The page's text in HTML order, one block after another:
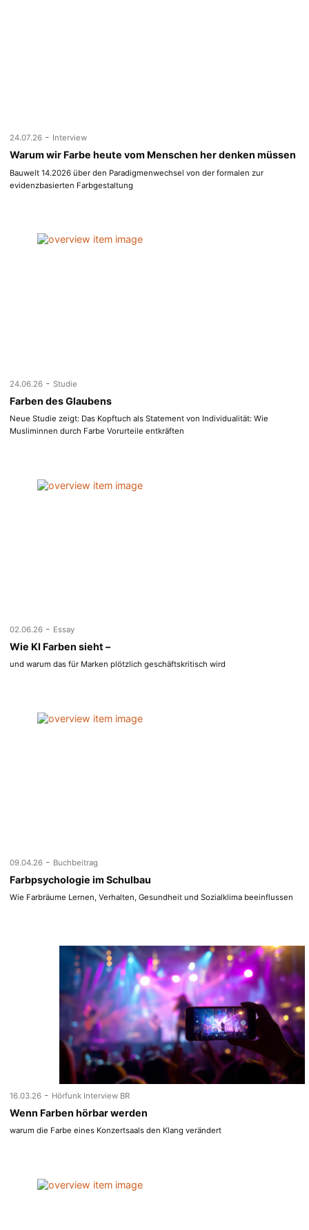
24.07.26 - Interview
Warum wir Farbe heute vom Menschen her denken müssen
Bauwelt 14.2026 über den Paradigmenwechsel von der formalen zur
evidenzbasierten Farbgestaltung
24.06.26 - Studie
Farben des Glaubens
Neue Studie zeigt: Das Kopftuch als Statement von Individualität: Wie
Musliminnen durch Farbe Vorurteile entkräften
02.06.26 - Essay
Wie KI Farben sieht –
und warum das für Marken plötzlich geschäftskritisch wird
09.04.26 - Buchbeitrag
Farbpsychologie im Schulbau
Wie Farbräume Lernen, Verhalten, Gesundheit und Sozialklima beeinflussen
16.03.26 - Hörfunk Interview BR
Wenn Farben hörbar werden
warum die Farbe eines Konzertsaals den Klang verändert